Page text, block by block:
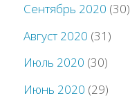
Сентябрь 2020 (30)
Август 2020 (31)
Июль 2020 (30)
Июнь 2020 (29)